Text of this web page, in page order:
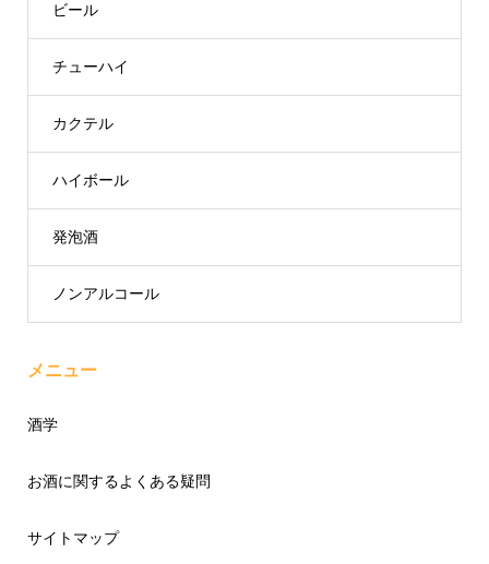
ビール
チューハイ
カクテル
ハイボール
発泡酒
ノンアルコール
メニュー
酒学
お酒に関するよくある疑問
サイトマップ